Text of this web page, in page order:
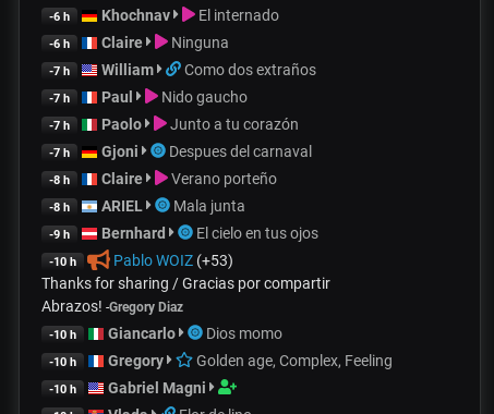
-6 h Khochnav El internado
-6 h Claire Ninguna
-7 h William Como dos extraños
-7 h Paul Nido gaucho
-7 h Paolo Junto a tu corazón
-7 h Gjoni Despues del carnaval
-8 h Claire Verano porteño
-8 h ARIEL Mala junta
-9 h Bernhard El cielo en tus ojos
-10 h Pablo WOIZ(+53)
Thanks for sharing / Gracias por compartir
Abrazos! -Gregory Diaz
-10 h Giancarlo Dios momo
-10 h Gregory Golden age, Complex, Feeling
-10 h Gabriel Magni